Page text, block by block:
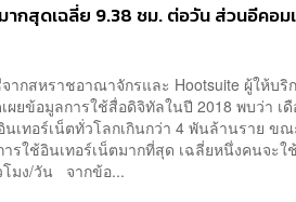
ากสุดเฉลี่ย 9.38 ชม. ต่อวัน ส่วนอีคอม
ากสหราชอาณาจักรและ Hootsuite ผู้ให้บริ
ผยข้อมูลการใช้สื่อดิจิทัลในปี 2018 พบว่า เ
เทอร์เน็ตทั่วโลกเกินกว่า 4 พันล้านราย ข
รใช้อินเทอร์เน็ตมากที่สุด เฉลี่ยหนึ่งคนจะใ
โมง/วัน จากข้อ...